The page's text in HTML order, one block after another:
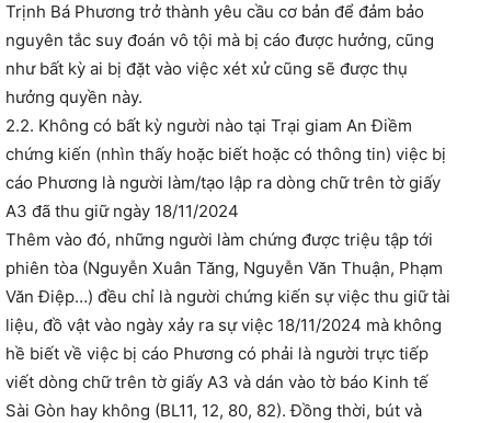
Trịnh Bá Phương trở thành yêu cầu cơ bản để đảm bảo
nguyên tắc suy đoán vô tội mà bị cáo được hưởng, cũng
như bất kỳ ai bị đặt vào việc xét xử cũng sẽ được thụ
hưởng quyền này.
2.2. Không có bất kỳ người nào tại Trại giam An Điềm
chứng kiến (nhìn thấy hoặc biết hoặc có thông tin) việc bị
cáo Phương là người làm/tạo lập ra dòng chữ trên tờ giấy
A3 đã thu giữ ngày 18/11/2024
Thêm vào đó, những người làm chứng được triệu tập tới
phiên tòa (Nguyễn Xuân Tăng, Nguyễn Văn Thuận, Phạm
Văn Điệp…) đều chỉ là người chứng kiến sự việc thu giữ tài
liệu, đồ vật vào ngày xảy ra sự việc 18/11/2024 mà không
hề biết về việc bị cáo Phương có phải là người trực tiếp
viết dòng chữ trên tờ giấy A3 và dán vào tờ báo Kinh tế
Sài Gòn hay không (BL11, 12, 80, 82). Đồng thời, bút và